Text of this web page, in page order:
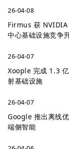
26-04-08
Firmus 获 NVIDIA
中心基础设施竞争
26-04-07
Xoople 完成 1.3
射基础设施
26-04-07
Google 推出离线
端侧智能